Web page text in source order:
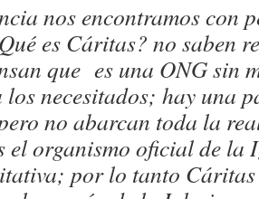
nos encontramos con
es Cáritas? no saben
que es una ONG sin
necesitados; hay una
no abarcan toda la
el organismo oficial de la
por lo tanto Cáritas